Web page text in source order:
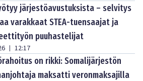
järjestöavustuksista – selvitys
varakkaat STEA-tuensaajat ja
puuhastelijat
| 12:17
on rikki: Somalijärjestön
maksatti veronmaksajilla